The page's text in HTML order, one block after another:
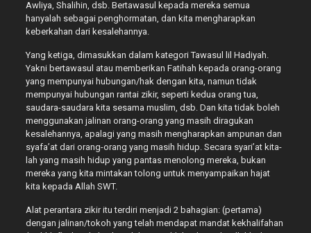
Awliya, Shalihin, dsb. Bertawasul kepada mereka semua
hanyalah sebagai penghormatan, dan kita mengharapkan
keberkahan dari kesalehannya.
Yang ketiga, dimasukkan dalam kategori Tawasul lil Hadiyah.
Yakni bertawasul atau memberikan Fatihah kepada orang-orang
yang mempunyai hubungan/hak dengan kita, namun tidak
mempunyai hubungan rantai zikir, seperti kedua orang tua,
saudara-saudara kita sesama muslim, dsb. Dan kita tidak boleh
menggunakan jalinan orang-orang yang masih diragukan
kesalehannya, apalagi yang masih mengharapkan ampunan dan
syafa’at dari orang-orang yang masih hidup. Secara syari’at kita-
lah yang masih hidup yang pantas menolong mereka, bukan
mereka yang kita mintakan tolong untuk menyampaikan hajat
kita kepada Allah SWT.
Alat perantara zikir itu terdiri menjadi 2 bahagian: (pertama)
dengan jalinan/tokoh yang telah mendapat mandat kekhalifahan